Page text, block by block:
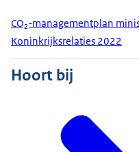
CO₂-managementplan
Koninkrijksrelaties 2022
Hoort bij